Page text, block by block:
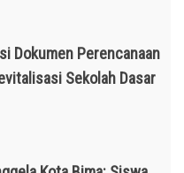
Dokumen Perencanaan
Sekolah Dasar